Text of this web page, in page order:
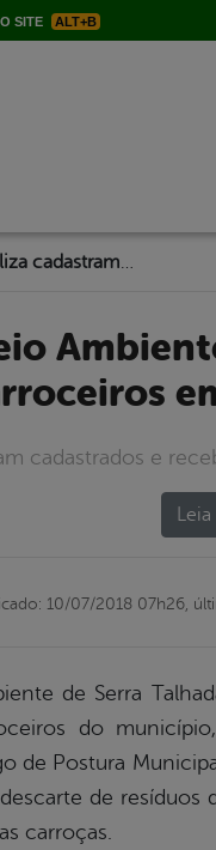
SITE ALT+B
cadastrados e
10/07/2018 07h26,
de Serra
do
de Postura
de
carroças.